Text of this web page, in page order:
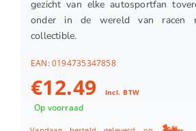
gezicht van elke autosportfan
onder in de wereld van racen
collectible.
EAN:0194735347858
€12.49 Incl. BTW
Op voorraad